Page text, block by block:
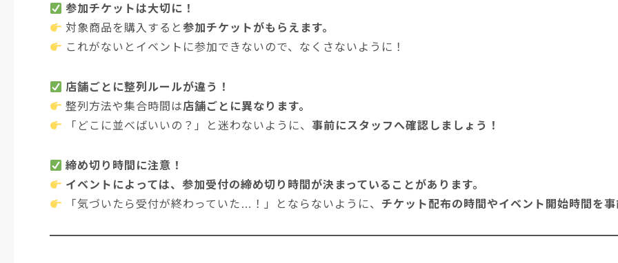
参加チケットは大切に！
対象商品を購入すると参加チケットがもらえます。
これがないとイベントに参加できないので、なくさないように！
店舗ごとに整列ルールが違う！
整列方法や集合時間は店舗ごとに異なります。
「どこに並べばいいの？」と迷わないように、事前にスタッフへ確認しましょう！
締め切り時間に注意！
イベントによっては、参加受付の締め切り時間が決まっていることがあります。
「気づいたら受付が終わっていた…！」とならないように、 チケット配布の時間やイベント開始時間を事